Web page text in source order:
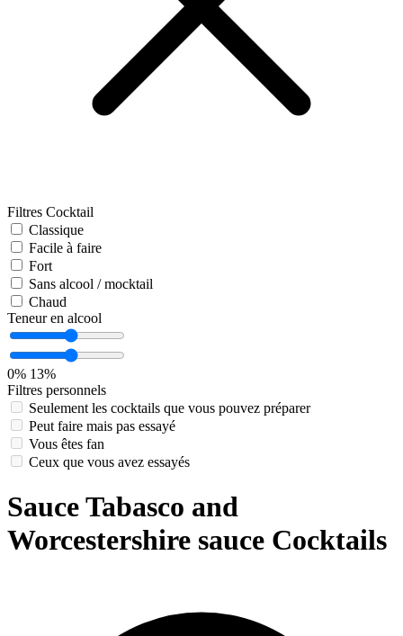
Filtres Cocktail
Classique
Facile à faire
Fort
Sans alcool / mocktail
Chaud
Teneur en alcool
0% 13%
Filtres personnels
Seulement les cocktails que vous pouvez préparer
Peut faire mais pas essayé
Vous êtes fan
Ceux que vous avez essayés
Sauce Tabasco and
Worcestershire sauce Cocktails